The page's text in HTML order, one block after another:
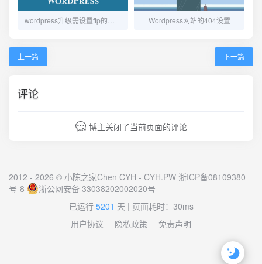
Wordpress网站的404设置
上一篇 下一篇
评论
博主关闭了当前页面的评论
2012 - 2026 © 小陈之家Chen CYH - CYH.PW 浙ICP备08109380
号-8
浙公网安备 33038202002020号
已运行 5201 天 | 页面耗时：30ms
用户协议
隐私政策 免责声明